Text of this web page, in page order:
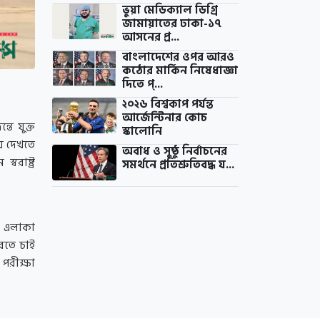
যুক্ত
দেখতে
এলাকা
চাই
ভুয়া মেডিক্যাল ডিগ্রি
জামায়াতের ঢাকা-১৭
আসনের প্র...
বাংলাদেশের ওপর আরও
কঠোর মার্কিন নিষেধাজ্ঞা
দিতে প্...
২০২৬ বিশ্বকাপ পর্যন্ত
আর্জেন্টিনার কোচ
স্কালোনি
অবাধ ও সুষ্ঠু নির্বাচনের
সমর্থনে প্রতিশ্রুতিবদ্ধ য...